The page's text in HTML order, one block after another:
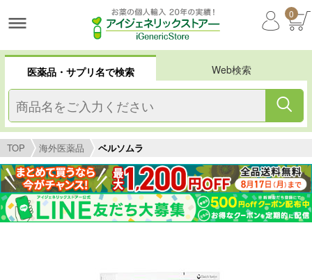
0
医薬品・サプリ名で検索 Web検索
TOP 海外医薬品 ベルソムラ